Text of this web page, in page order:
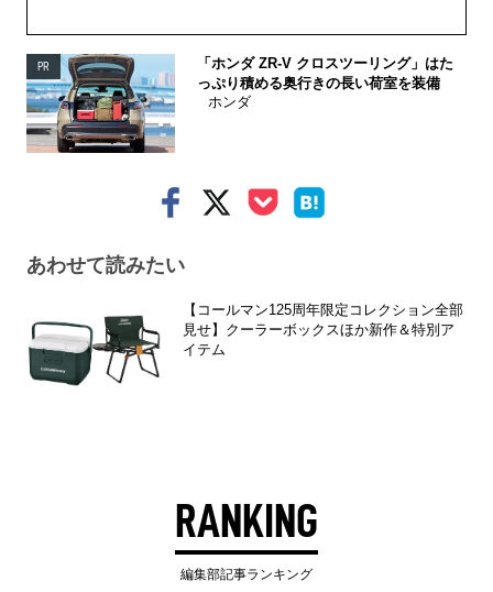
PR
「ホンダ ZR-V クロスツーリング」はた
っぷり積める奥行きの長い荷室を装備
ホンダ
あわせて読みたい
【コールマン125周年限定コレクション全部
見せ】クーラーボックスほか新作＆特別ア
イテム
RANKING
編集部記事ランキング